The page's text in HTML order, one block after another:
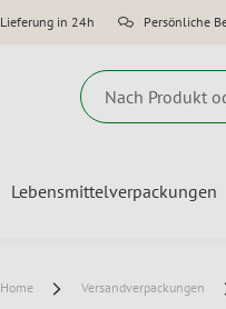
Lieferung in 24h Persönliche
Lebensmittelverpackungen
Home Versandverpackungen